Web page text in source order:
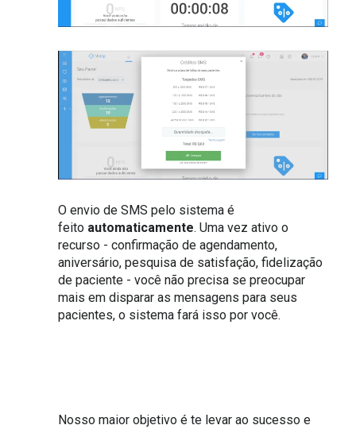
O envio de SMS pelo sistema é
feito automaticamente. Uma vez ativo o
recurso - confirmação de agendamento,
aniversário, pesquisa de satisfação, fidelização
de paciente - você não precisa se preocupar
mais em disparar as mensagens para seus
pacientes, o sistema fará isso por você.
Nosso maior objetivo é te levar ao sucesso e